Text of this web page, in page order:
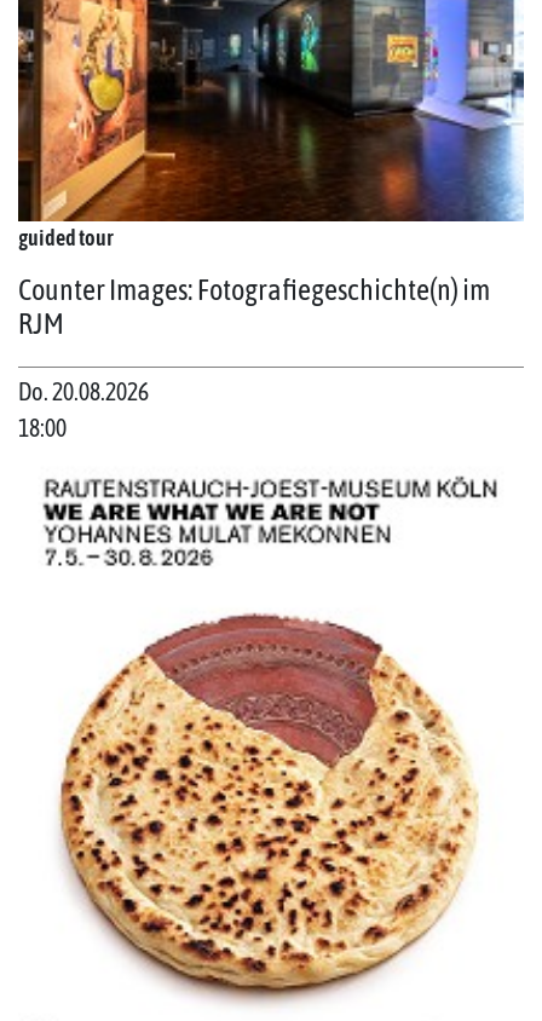
guided tour
Counter Images: Fotografiegeschichte(n) im
RJM
Do. 20.08.2026
18:00